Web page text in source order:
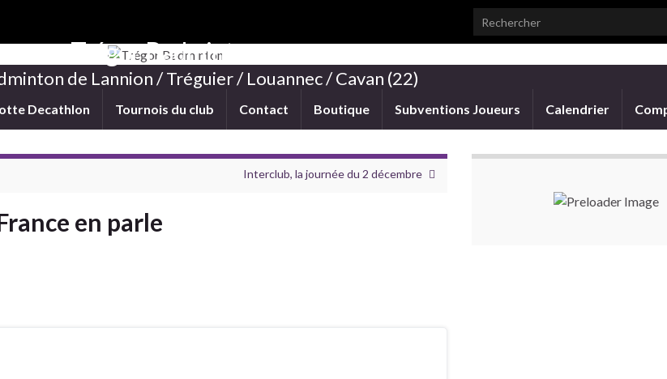
Search for:
Trégor Badminton
de Lannion / Tréguier / Louannec / Cavan (22)
Decathlon Tournois du club Contact Boutique Subventions Joueurs Calendrier
Interclub, la journée du 2 décembre
en parle